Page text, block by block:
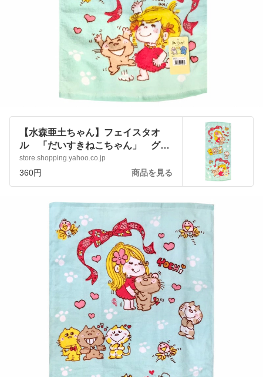
【水森亜土ちゃん】フェイスタオ
ル 「だいすきねこちゃん」 グリ
ーン かわいい 女の子 日用品
:ado-towel-lom:アートサロン和錆 -
通販 - Yahoo!ショッピング
store.shopping.yahoo.co.jp
360円 商品を見る